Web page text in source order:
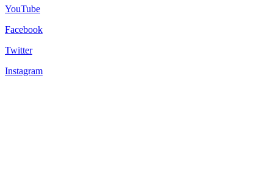
YouTube
Facebook
Twitter
Instagram